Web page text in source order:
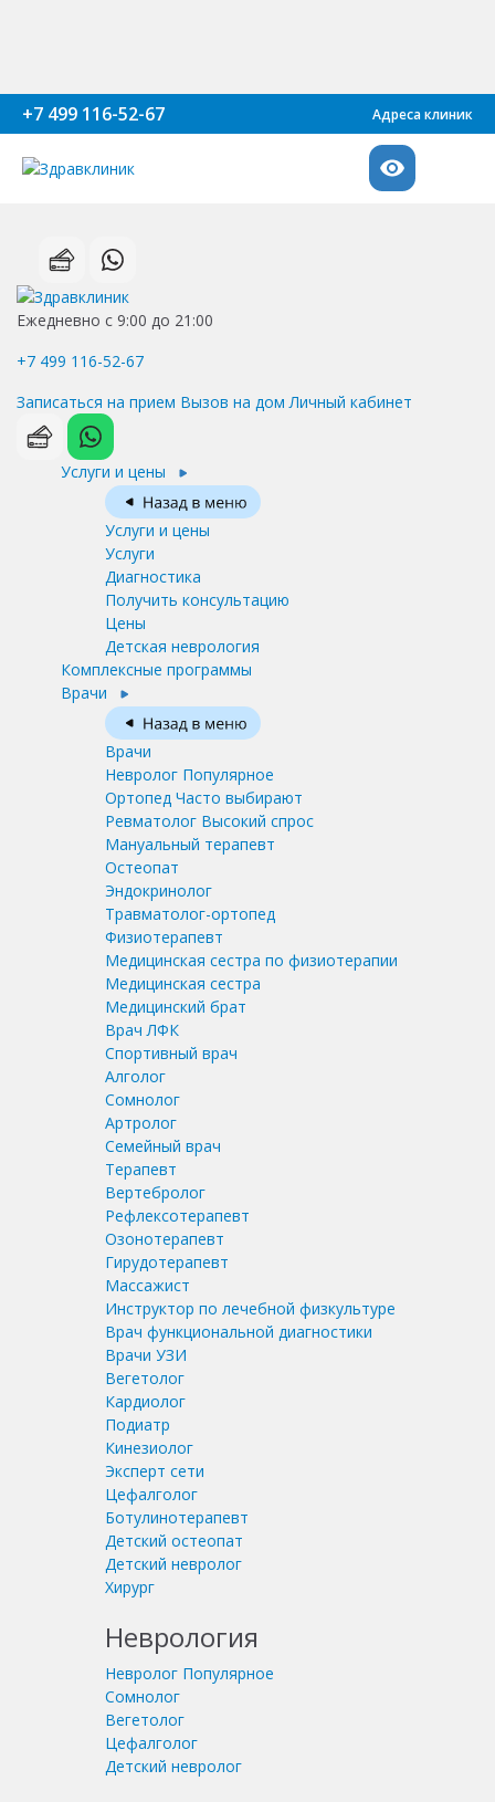
+7 499 116-52-67 Адреса клиник
Ежедневно с 9:00 до 21:00
+7 499 116-52-67
Записаться на прием Вызов на дом Личный кабинет
Услуги и цены
Услуги и цены
Услуги
Диагностика
Получить консультацию
Цены
Детская неврология
Комплексные программы
Врачи
Врачи
Невролог Популярное
Ортопед Часто выбирают
Ревматолог Высокий спрос
Мануальный терапевт
Остеопат
Эндокринолог
Травматолог-ортопед
Физиотерапевт
Медицинская сестра по физиотерапии
Медицинская сестра
Медицинский брат
Врач ЛФК
Спортивный врач
Алголог
Сомнолог
Артролог
Семейный врач
Терапевт
Вертебролог
Рефлексотерапевт
Озонотерапевт
Гирудотерапевт
Массажист
Инструктор по лечебной физкультуре
Врач функциональной диагностики
Врачи УЗИ
Вегетолог
Кардиолог
Подиатр
Кинезиолог
Эксперт сети
Цефалголог
Ботулинотерапевт
Детский остеопат
Детский невролог
Хирург
Неврология
Невролог Популярное
Сомнолог
Вегетолог
Цефалголог
Детский невролог